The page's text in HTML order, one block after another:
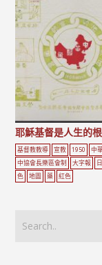
耶穌基督是人生的
基督教教導 宣教 1950
中
中協會長樂區會制
大字報
色
地圖 藥 紅色